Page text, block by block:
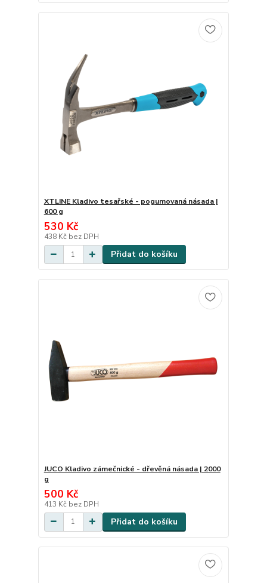
XTLINE Kladivo tesařské - pogumovaná násada |
600 g
530 Kč
438 Kč bez DPH
Přidat do košíku
JUCO Kladivo zámečnické - dřevěná násada | 2000
g
500 Kč
413 Kč bez DPH
Přidat do košíku